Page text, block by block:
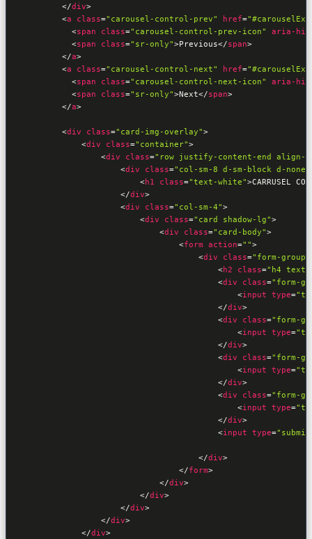
</div>
<a class="carousel-control-prev" href=
<span class="carousel-control-prev-icon"
aria-
<span class="sr-only">Previous</span>
</a>
<a class="carousel-control-next" href=
<span class="carousel-control-next-icon"
aria-
<span class="sr-only">Next</span>
</a>
<div class="card-img-overlay">
<div class="container">
<div class="row justify-content-end align-
<div class="col-sm-8 d-sm-block d-none"
<h1 class="text-white">CARRUSEL
</div>
<div class="col-sm-4">
<div class="card shadow-lg">
<div class="card-body">
<form action="">
<div class="form-group"
<h2 class="h4
<div class="form-
<input type=
</div>
<div class="form-
<input type=
</div>
<div class="form-
<input type=
</div>
<div class="form-
<input type=
</div>
<input type=
</div>
</form>
</div>
</div>
</div>
</div>
</div>